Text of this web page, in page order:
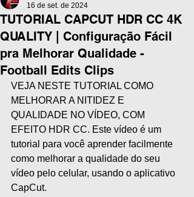
TUTORIAL CAPCUT HDR CC 4K
QUALITY | Configuração Fácil
pra Melhorar Qualidade -
Football Edits Clips
16 de set. de 2024
VEJA NESTE TUTORIAL COMO
MELHORAR A NITIDEZ E
QUALIDADE NO VÍDEO, COM
EFEITO HDR CC. Este vídeo é um
tutorial para você aprender facilmente
como melhorar a qualidade do seu
vídeo pelo celular, usando o aplicativo
CapCut.